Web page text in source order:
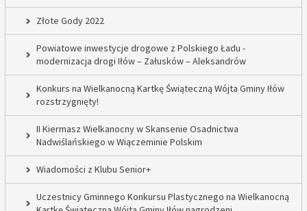
Złote Gody 2022
Powiatowe inwestycje drogowe z Polskiego Ładu -
modernizacja drogi Iłów – Załusków – Aleksandrów
Konkurs na Wielkanocną Kartkę Świąteczną Wójta Gminy Iłów
rozstrzygnięty!
II Kiermasz Wielkanocny w Skansenie Osadnictwa
Nadwiślańskiego w Wiączeminie Polskim
Wiadomości z Klubu Senior+
Uczestnicy Gminnego Konkursu Plastycznego na Wielkanocną